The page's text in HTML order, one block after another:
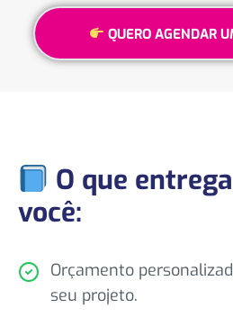
QUERO AGENDAR
O que
você:
Orçamento
seu projeto.